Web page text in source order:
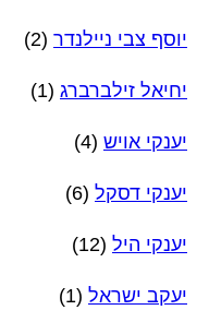
יוסף צבי ניילנדר (2)
יחיאל זילברברג (1)
יענקי אויש (4)
יענקי דסקל (6)
יענקי היל (12)
יעקב ישראל (1)